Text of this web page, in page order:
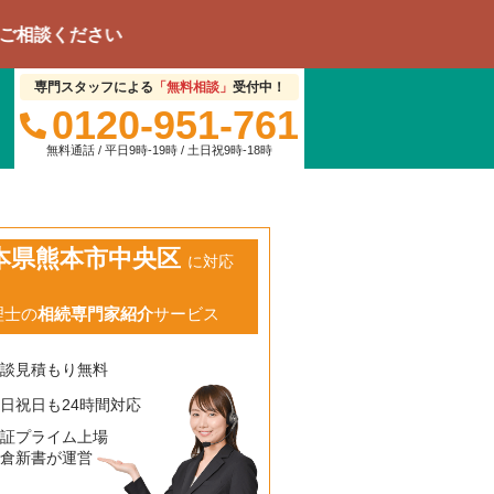
さい
専門スタッフによる 「無料相談」 受付中！
0120-951-761
無料通話 / 平日9時-19時 / 土日祝9時-18時
県熊本市中央区 に対応
士の相続専門家紹介サービス
見積もり無料
祝日も24時間対応
プライム上場
新書が運営